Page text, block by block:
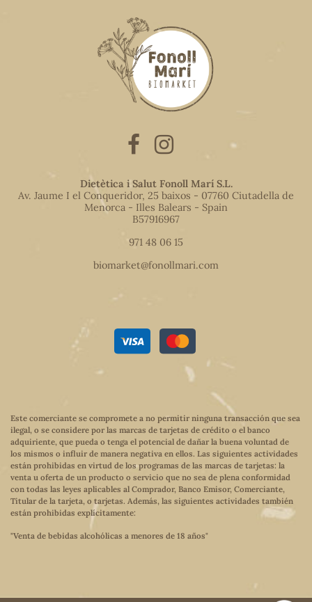
Dietètica i Salut Fonoll Marí S.L.
Av. Jaume I el Conqueridor, 25 baixos - 07760 Ciutadella de
Menorca - Illes Balears - Spain
B57916967
971 48 06 15
biomarket@fonollmari.com
Este comerciante se compromete a no permitir ninguna transacción que sea
ilegal, o se considere por las marcas de tarjetas de crédito o el banco
adquiriente, que pueda o tenga el potencial de dañar la buena voluntad de
los mismos o influir de manera negativa en ellos. Las siguientes actividades
están prohibidas en virtud de los programas de las marcas de tarjetas: la
venta u oferta de un producto o servicio que no sea de plena conformidad
con todas las leyes aplicables al Comprador, Banco Emisor, Comerciante,
Titular de la tarjeta, o tarjetas. Además, las siguientes actividades también
están prohibidas explícitamente:
"Venta de bebidas alcohólicas a menores de 18 años"